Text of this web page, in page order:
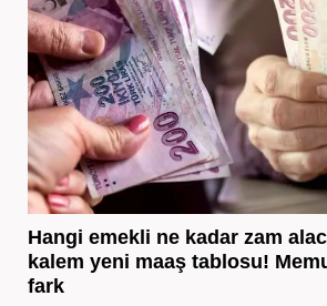
Hangi emekli ne kadar zam
kalem yeni maaş tablosu!
fark